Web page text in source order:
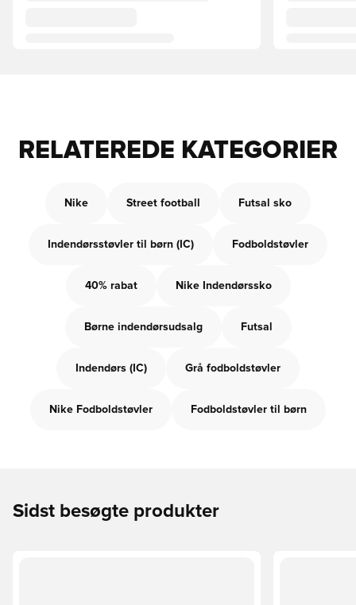
RELATEREDE KATEGORIER
Nike Street football Futsal sko
Indendørsstøvler til børn (IC) Fodboldstøvler
40% rabat Nike Indendørssko
Børne indendørsudsalg Futsal
Indendørs (IC) Grå fodboldstøvler
Nike Fodboldstøvler Fodboldstøvler til børn
Sidst besøgte produkter